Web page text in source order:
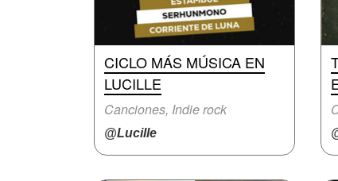
CICLO MÁS MÚSICA EN
LUCILLE
Canciones, Indie rock
@Lucille